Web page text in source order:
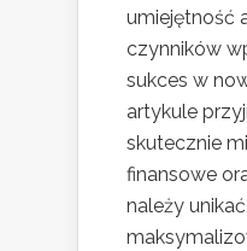
umiejętność
czynników
sukces w
artykule
skutecznie
finansowe
należy